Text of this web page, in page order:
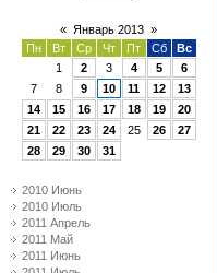
« Январь 2013 »
Пн
Вт Ср Чт Пт Сб
Вс
1
2 3 4 5
6
7
8 9 10 11 12
13
14
15 16 17 18 19
20
21
22 23 24 25 26
27
28
29 30 31
2010 Июнь
2010 Июль
2011 Апрель
2011 Май
2011 Июнь